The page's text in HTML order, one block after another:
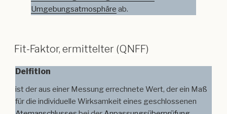
Umgebungsatmosphäre ab.
Fit-Faktor, ermittelter (QNFF)
Deifition
ist der aus einer Messung errechnete Wert, der ein Maß
für die individuelle Wirksamkeit eines geschlossenen